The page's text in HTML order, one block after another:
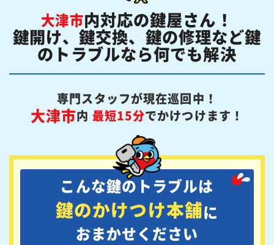
大津市内対応の鍵屋さん！
鍵開け、鍵交換、鍵の修理など鍵
のトラブルなら何でも解決
専門スタッフが現在巡回中！
大津市内 最短15分でかけつけます！
こんな鍵のトラブルは
鍵のかけつけ本舗に
おまかせください